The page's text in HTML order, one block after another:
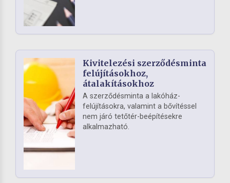
Kivitelezési szerződésminta
felújításokhoz,
átalakításokhoz
A szerződésminta a lakóház-
felújításokra, valamint a bővítéssel
nem járó tetőtér-beépítésekre
alkalmazható.